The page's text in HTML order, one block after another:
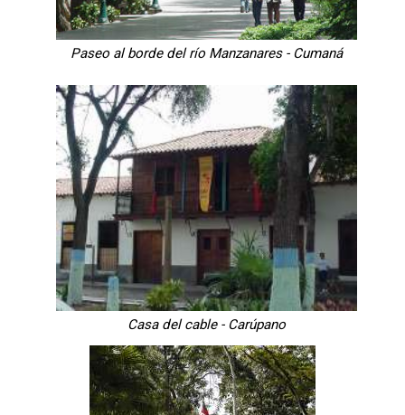
Paseo al borde del río Manzanares - Cumaná
Casa del cable - Carúpano